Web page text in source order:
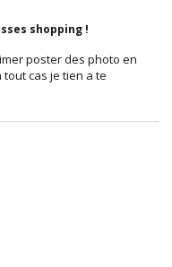
shopping !
poster des photo en
cas je tien a te